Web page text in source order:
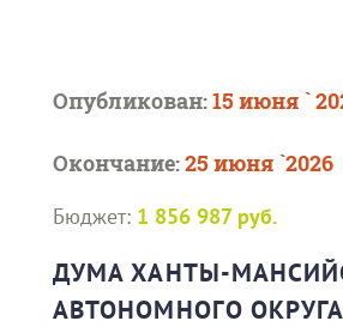
Опубликован:15 июня `
Окончание:25 июня `2026
Бюджет: 1 856 987 руб.
ДУМА ХАНТЫ-
АВТОНОМНОГО